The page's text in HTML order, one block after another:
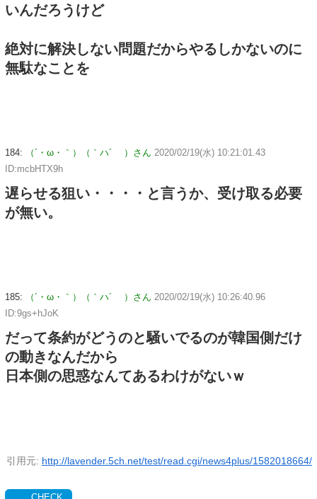
いんだろうけど
絶対に解決しない問題だからやるしかないのに
無駄なことを
184: （´・ω・｀）（｀ハ´ ）さん 2020/02/19(水) 10:21:01.43
ID:mcbHTX9h
遅らせる狙い・・・・と言うか、受け取る必要
が無い。
185: （´・ω・｀）（｀ハ´ ）さん 2020/02/19(水) 10:26:40.96
ID:9gs+hJoK
だって条約がどうのと騒いでるのが韓国側だけ
の動きなんだから
日本側の思惑なんてあるわけがないｗ
引用元: http://lavender.5ch.net/test/read.cgi/news4plus/1582018664/